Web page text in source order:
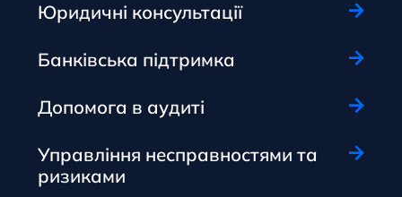
Юридичні консультації
Банківська підтримка
Допомога в аудиті
Управління несправностями та
ризиками